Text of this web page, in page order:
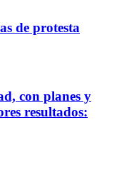
de protesta
con planes y
resultados: